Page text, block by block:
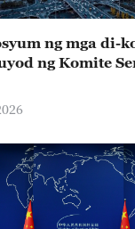
ng mga di-
ng Komite